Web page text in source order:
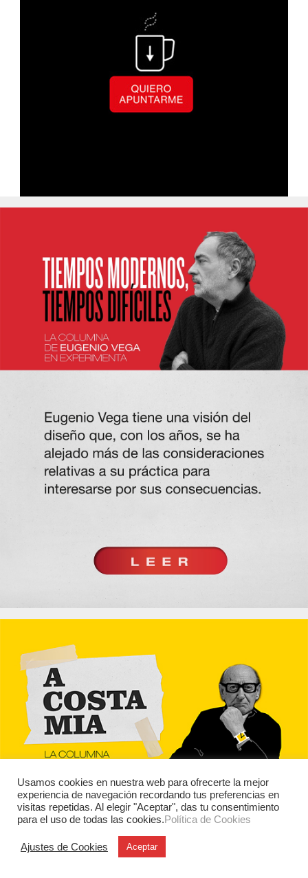
Usamos cookies en nuestra web para ofrecerte la mejor
experiencia de navegación recordando tus preferencias en
visitas repetidas. Al elegir "Aceptar", das tu consentimiento
para el uso de todas las cookies.Política de Cookies
Ajustes de Cookies Aceptar